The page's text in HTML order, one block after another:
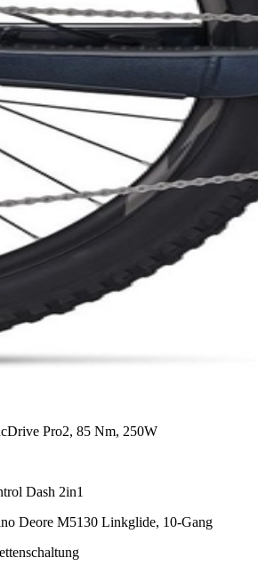
Pro2, 85 Nm, 250W
Dash 2in1
Deore M5130 Linkglide, 10-Gang